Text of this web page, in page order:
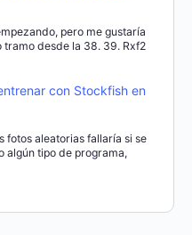
pero me gustaría
tramo desde la 38. 39. Rxf2
con Stockfish en
fotos aleatorias fallaría si se
algún tipo de programa,